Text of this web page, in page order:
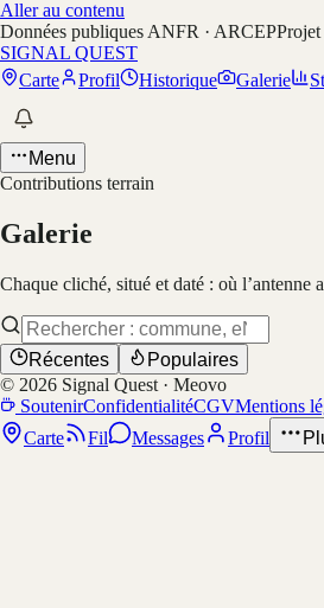
Aller au contenu
Données publiques ANFR · ARCEPProjet
SIGNAL QUEST
Carte
Profil Historique Galerie
Menu
Contributions terrain
Galerie
Chaque cliché, situé et daté : où
Récentes
Populaires
© 2026 Signal Quest · Meovo
SoutenirConfidentialitéCGVMentions
Carte
Fil Messages Profil